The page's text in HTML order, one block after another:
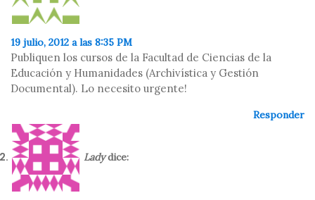
19 julio, 2012 a las 8:35 PM
Publiquen los cursos de la Facultad de Ciencias de la
Educación y Humanidades (Archivística y Gestión
Documental). Lo necesito urgente!
Responder
Lady dice: